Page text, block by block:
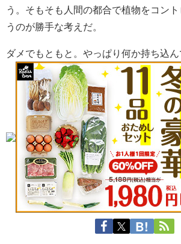
う。そもそも人間の都合で植物をコン
うのが勝手な考えだ。
ダメでもともと。やっぱり何か持ち込ん